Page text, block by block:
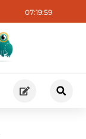
07:20:01